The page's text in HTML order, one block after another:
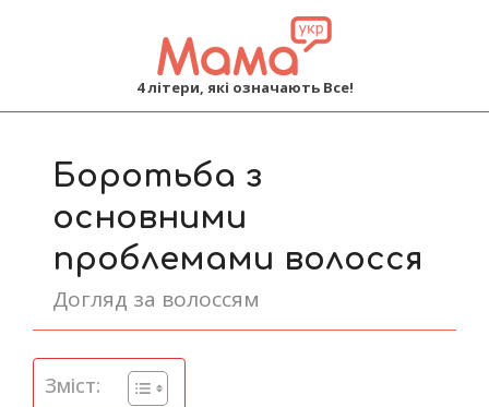
4 літери, які означають Все!
Боротьба з
основними
проблемами волосся
Догляд за волоссям
Зміст: